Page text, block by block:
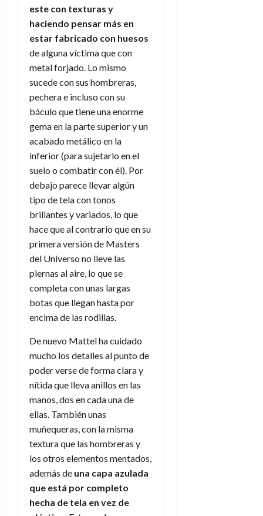
este con texturas y
haciendo pensar más en
estar fabricado con huesos
de alguna víctima que con
metal forjado. Lo mismo
sucede con sus hombreras,
pechera e incluso con su
báculo que tiene una enorme
gema en la parte superior y un
acabado metálico en la
inferior (para sujetarlo en el
suelo o combatir con él). Por
debajo parece llevar algún
tipo de tela con tonos
brillantes y variados, lo que
hace que al contrario que en su
primera versión de Masters
del Universo no lleve las
piernas al aire, lo que se
completa con unas largas
botas que llegan hasta por
encima de las rodillas.
De nuevo Mattel ha cuidado
mucho los detalles al punto de
poder verse de forma clara y
nítida que lleva anillos en las
manos, dos en cada una de
ellas. También unas
muñequeras, con la misma
textura que las hombreras y
los otros elementos mentados,
además de una capa azulada
que está por completo
hecha de tela en vez de